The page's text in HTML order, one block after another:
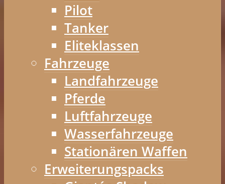
Pilot
Tanker
Eliteklassen
Fahrzeuge
Landfahrzeuge
Pferde
Luftfahrzeuge
Wasserfahrzeuge
Stationären Waffen
Erweiterungspacks